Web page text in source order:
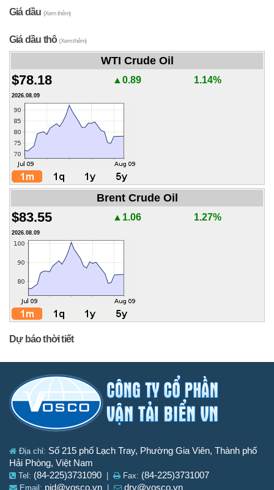
Giá dầu (Xem thêm)
Giá dầu thô(Xem thêm)
WTI Crude Oil
$78.18 ▲0.89 1.14%
2026.08.09
Brent Crude Oil
$83.55 ▲1.06 1.27%
2026.08.09
Dự báo thời tiết
Địa chỉ: Số 215 phố Lạch Tray, Phường Gia Viên, Thành phố
Hải Phòng, Việt Nam
Tel: (84-225)3731090 Fax: (84-225)3731007
Email: pid@vosco.vn dry@vosco.vn